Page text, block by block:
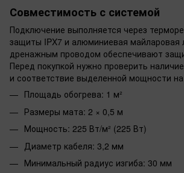
Совместимость с системой
Подключение выполняется через
защиты IPX7 и алюминиевая
дренажным проводом обеспечивают
Перед покупкой нужно проверить
и соответствие выделенной мощности
Площадь обогрева: 1 м²
Размеры мата: 2 × 0,5 м
Мощность: 225 Вт/м² (225 Вт)
Диаметр кабеля: 3,2 мм
Минимальный радиус изгиба: 30 мм